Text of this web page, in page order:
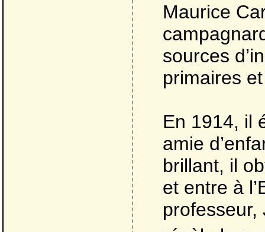
Maurice
sources
primaires
En 1914, il
amie
brillant, il
et entre à
professeur,